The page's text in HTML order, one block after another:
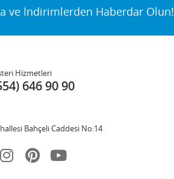
ve İndirimlerden Haberdar Olun!
Hizmetleri
646 90 90
Bahçeli Caddesi No:14